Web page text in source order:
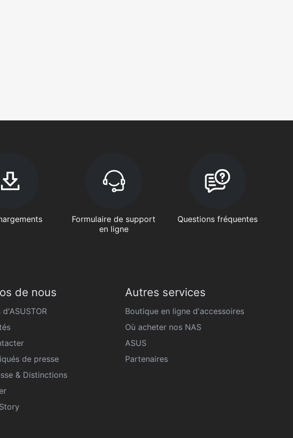
Formulaire de support
en ligne
Questions fréquentes
de nous
de presse
& Distinctions
Autres services
Boutique en ligne d'accessoires
Où acheter nos NAS
ASUS
Partenaires